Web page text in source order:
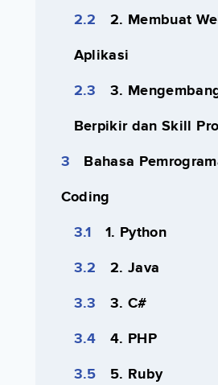
2. Membuat
Aplikasi
3.
Berpikir dan Skill
Bahasa
Coding
1. Python
2. Java
3. C#
4. PHP
5. Ruby